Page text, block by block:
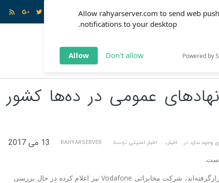
Allow rahyarserver.com to send web push
notifications to your desktop.
Powered by
Don't allow
Allow
عمومی در ده‌ها کشور
13 می 2017 توسط RAHYARSERVER در: اخبار , اخبار امنیتی وجود ندارد
به گزارش نشریه الکترونیک ترند، در حملات انجام‌گرفته توسط این باج افزار، دو اپراتور مخابراتی Telefonica اسپانیا و Megafon روسیه نیز هدف قرارگرفته‌اند، شرکت مخابراتی Vodafone نیز اعلام کرده در حال بررسی